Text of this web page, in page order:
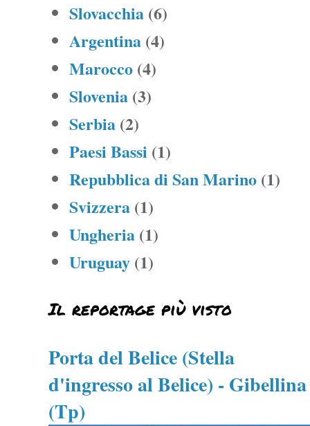
Slovacchia (6)
Argentina (4)
Marocco (4)
Slovenia (3)
Serbia (2)
Paesi Bassi (1)
Repubblica di San Marino (1)
Svizzera (1)
Ungheria (1)
Uruguay (1)
Il reportage più visto
Porta del Belice (Stella
d'ingresso al Belice) - Gibellina
(Tp)